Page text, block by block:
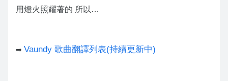
用燈火照耀著的 所以…
➡ Vaundy 歌曲翻譯列表(持續更新中)